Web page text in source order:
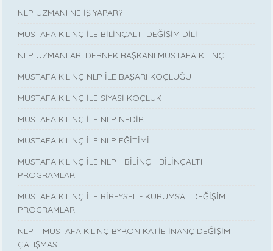
NLP UZMANI NE İŞ YAPAR?
MUSTAFA KILINÇ İLE BİLİNÇALTI DEĞİŞİM DİLİ
NLP UZMANLARI DERNEK BAŞKANI MUSTAFA KILINÇ
MUSTAFA KILINÇ NLP İLE BAŞARI KOÇLUĞU
MUSTAFA KILINÇ İLE SİYASİ KOÇLUK
MUSTAFA KILINÇ İLE NLP NEDİR
MUSTAFA KILINÇ İLE NLP EĞİTİMİ
MUSTAFA KILINÇ İLE NLP - BİLİNÇ - BİLİNÇALTI
PROGRAMLARI
MUSTAFA KILINÇ İLE BİREYSEL - KURUMSAL DEĞİŞİM
PROGRAMLARI
NLP – MUSTAFA KILINÇ BYRON KATİE İNANÇ DEĞİŞİM
ÇALIŞMASI